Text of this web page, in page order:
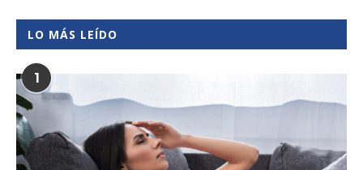
LO MÁS LEÍDO
1